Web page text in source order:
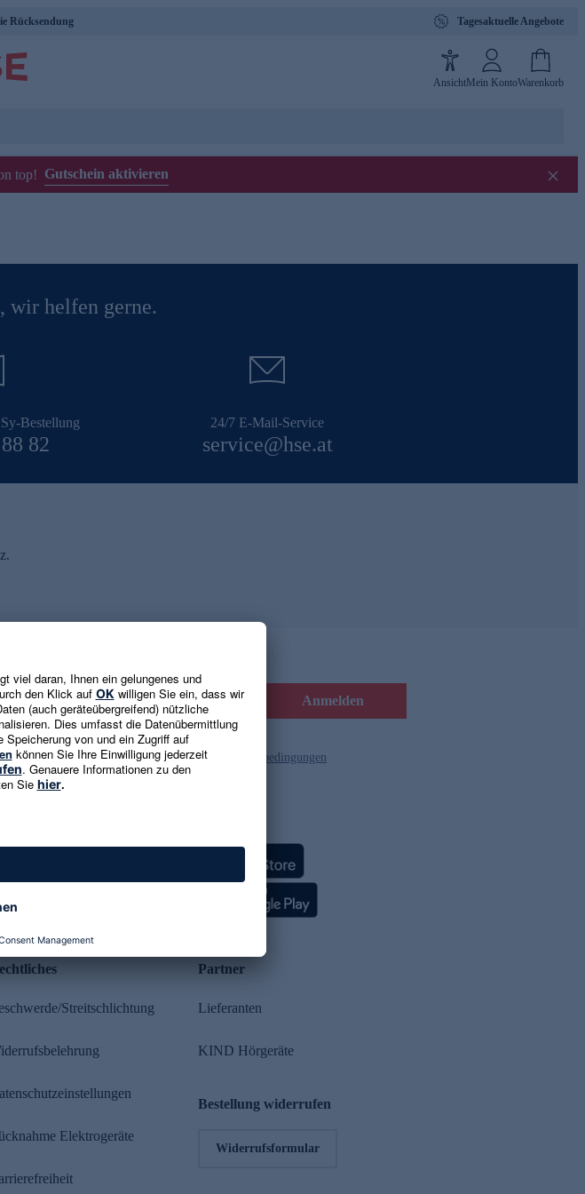
Rücksendung Tagesaktuelle Angebote
AnsichtMein KontoWarenkorb
top! Gutschein aktivieren
wir helfen gerne.
Bestellung
82
24/7 E-Mail-Service
service@hse.at
E-Mail-Adresse eingeben Anmelden
gelten die Datenschutzrichtlinienund die Gutscheinbedingungen
Streitschlichtung
Elektrogeräte
Partner
Lieferanten
KIND Hörgeräte
Bestellung widerrufen
Widerrufsformular